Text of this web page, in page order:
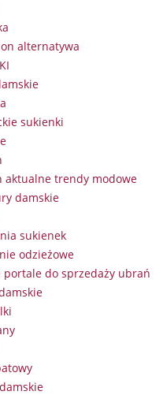
alternatywa
sukienki
aktualne trendy modowe
damskie
sukienek
odzieżowe
portale do sprzedaży ubrań